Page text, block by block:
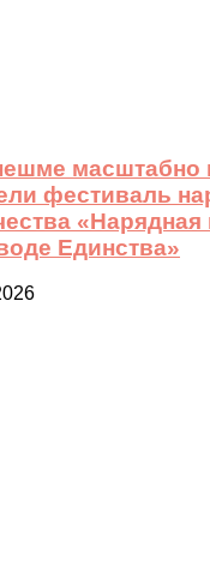
масштабно
фестиваль
Единства»